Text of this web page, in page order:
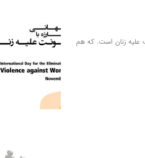
علیه زنان است. که هم